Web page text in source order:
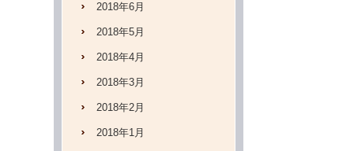
2018年6月
2018年5月
2018年4月
2018年3月
2018年2月
2018年1月